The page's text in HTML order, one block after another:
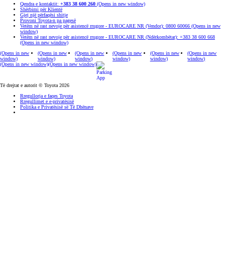
Qendra e kontaktit: +383 38 600 260 (Opens in new window)
Shërbimi për Klientë
Gjej një përfaqësi shitje
Provoni Toyota-n pa pagesë
Vetëm në rast nevoje për asistencë rrugore - EUROCARE NR (Vendor): 0800 60066 (Opens in new
window)
Vetëm në rast nevoje për asistencë rrugore - EUROCARE NR (Ndërkombëtar): +383 38 600 668
(Opens in new window)
(Opens in new
window)
(Opens in new
window)
(Opens in new
window)
(Opens in new
window)
(Opens in new
window)
(Opens in new
window)
(Opens in new window)(Opens in new window)
Të drejtat e autorit © Toyota 2026
Rregullorja e faqes Toyota
Rregullimet e e-privatësisë
Politika e Privatësisë së Të Dhënave